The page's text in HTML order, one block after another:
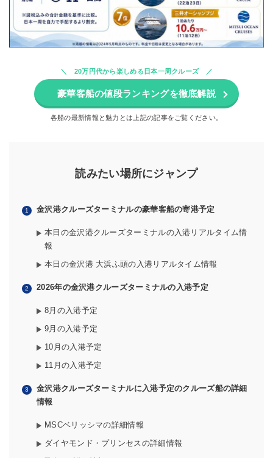
20万円代から楽しめる日本一周クルーズ
豪華客船の値段ランキングを徹底解説
各船の最新情報と魅力とは上記の記事をご覧ください。
読みたい場所にジャンプ
金沢港クルーズターミナルの豪華客船の寄港予定
本日の金沢港クルーズターミナルの入港リアルタイム情
報
本日の金沢港 大浜ふ頭の入港リアルタイム情報
2026年の金沢港クルーズターミナルの入港予定
8月の入港予定
9月の入港予定
10月の入港予定
11月の入港予定
金沢港クルーズターミナルに入港予定のクルーズ船の詳細
情報
MSCベリッシマの詳細情報
ダイヤモンド・プリンセスの詳細情報